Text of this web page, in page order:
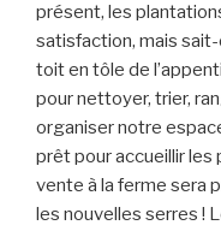
présent, les
satisfaction, mais sait-
toit en tôle de
pour nettoyer, trier,
organiser notre
prêt pour accueillir les
vente à la ferme sera
les nouvelles serres !